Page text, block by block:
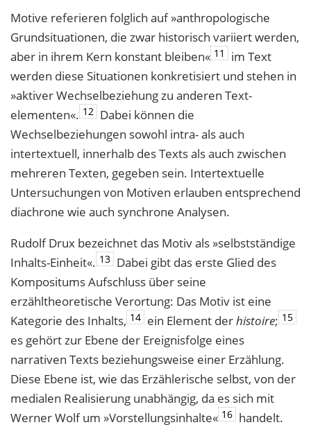
Motive referieren folglich auf »anthropologische
Grundsituationen, die zwar histo­risch variiert werden,
aber in ihrem Kern konstant bleiben« 11
im Text
werden diese Situationen konkretisiert und stehen in
»aktiver Wechselbeziehung zu anderen Text­
elementen«. 12 Dabei können die
Wechselbeziehungen sowohl intra- als auch
intertextuell, innerhalb des Texts als auch zwischen
mehreren Texten, gegeben sein. Intertextuelle
Untersuchungen von Motiven erlauben entsprechend
diachrone wie auch synchrone Analysen.
Rudolf Drux bezeichnet das Motiv als »selbstständige
Inhalts-Einheit«. 13 Dabei gibt das erste Glied des
Kompositums Aufschluss über seine
erzähltheoretische Verortung: Das Motiv ist eine
Kategorie des Inhalts, 14 ein Element derhistoire; 15
es gehört zur Ebene der Ereignisfolge eines
narrativen Texts beziehungsweise einer Erzählung.
Diese Ebene ist, wie das Erzählerische selbst, von der
medialen Realisierung unabhängig, da es sich mit
Werner Wolf um »Vorstellungsinhalte« 16 handelt.